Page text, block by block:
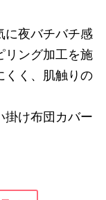
に夜バチバチ感
リング加工を施
くく、肌触りの
掛け布団カバー